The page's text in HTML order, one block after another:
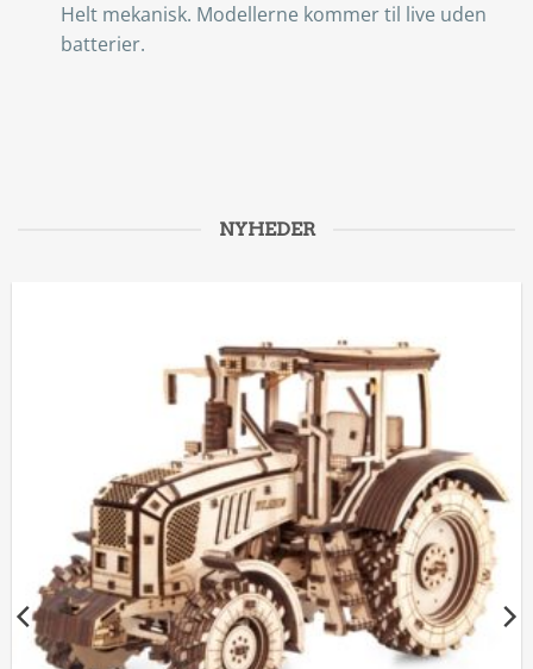
Helt mekanisk. Modellerne kommer til live uden
batterier.
NYHEDER